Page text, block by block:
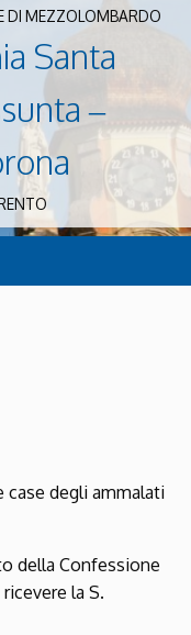
DI MEZZOLOMBARDO
Santa
–
case degli ammalati
della Confessione
la S.